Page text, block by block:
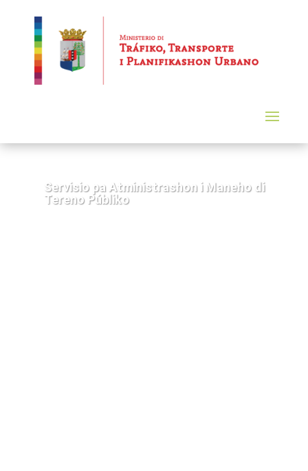
Servisio pa Atministrashon i Maneho di
Tereno Públiko